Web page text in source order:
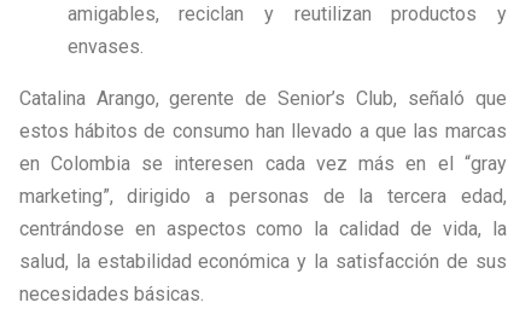
amigables, reciclan y reutilizan productos y
envases.
Catalina Arango, gerente de Senior’s Club, señaló que
estos hábitos de consumo han llevado a que las marcas
en Colombia se interesen cada vez más en el “gray
marketing”, dirigido a personas de la tercera edad,
centrándose en aspectos como la calidad de vida, la
salud, la estabilidad económica y la satisfacción de sus
necesidades básicas.